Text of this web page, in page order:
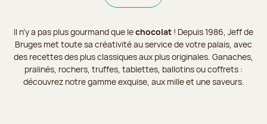
Il n’y a pas plus gourmand que lechocolat ! Depuis 1986, Jeff de
Bruges met toute sa créativité au service de votre palais, avec
des recettes des plus classiques aux plus originales. Ganaches,
pralinés, rochers, truffes, tablettes, ballotins ou coffrets :
découvrez notre gamme exquise, aux mille et une saveurs.